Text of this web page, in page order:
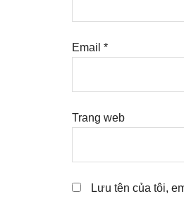
Email *
Trang web
Lưu tên của tôi,